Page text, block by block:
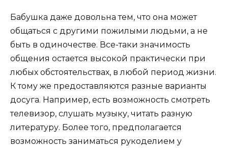
Бабушка даже довольна тем, что она может
общаться с другими пожилыми людьми, а не
быть в одиночестве. Все-таки значимость
общения остается высокой практически при
любых обстоятельствах, в любой период жизни.
К тому же предоставляются разные варианты
досуга. Например, есть возможность смотреть
телевизор, слушать музыку, читать разную
литературу. Более того, предполагается
возможность заниматься рукоделием у